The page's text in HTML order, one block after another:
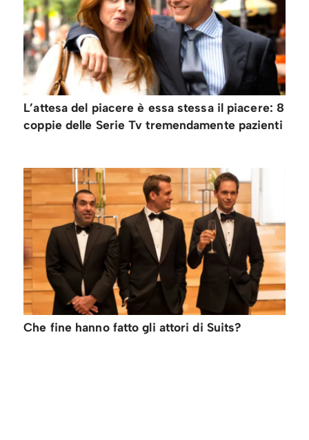
L’attesa del piacere è essa stessa il piacere: 8
coppie delle Serie Tv tremendamente pazienti
Che fine hanno fatto gli attori di Suits?